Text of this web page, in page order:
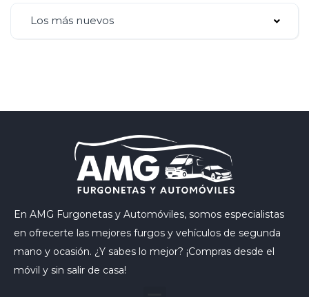
Los más nuevos
En AMG Furgonetas y Automóviles, somos especialistas
en ofrecerte las mejores furgos y vehículos de segunda
mano y ocasión. ¿Y sabes lo mejor? ¡Compras desde el
móvil y sin salir de casa!